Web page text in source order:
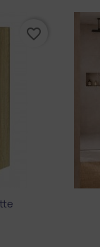
favorite_border